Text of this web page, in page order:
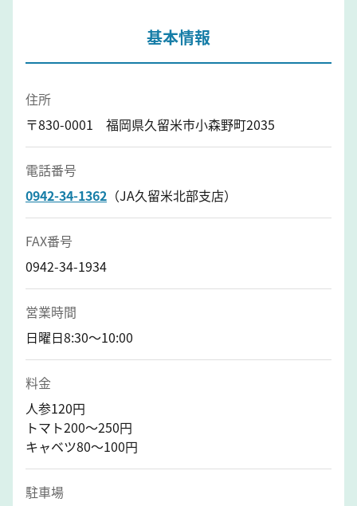
基本情報
住所
〒830-0001 福岡県久留米市小森野町2035
電話番号
0942-34-1362 （JA久留米北部支店）
FAX番号
0942-34-1934
営業時間
日曜日8:30～10:00
料金
人参120円
トマト200～250円
キャベツ80～100円
駐車場